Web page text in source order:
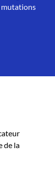
mutations
de la